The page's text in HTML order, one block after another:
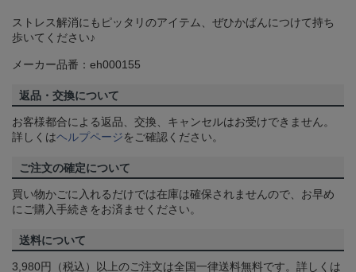
ストレス解消にもピッタリのアイテム、ぜひかばんにつけて持ち
歩いてください♪
メーカー品番：eh000155
返品・交換について
お客様都合による返品、交換、キャンセルはお受けできません。
詳しくはヘルプページをご確認ください。
ご注文の確定について
買い物かごに入れるだけでは在庫は確保されませんので、お早め
にご購入手続きをお済ませください。
送料について
3,980円（税込）以上のご注文は全国一律送料無料です。詳しくは